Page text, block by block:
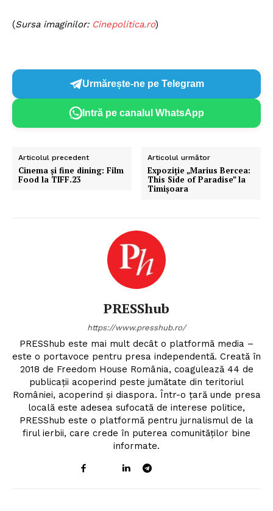
(Sursa imaginilor: Cinepolitica.ro)
Urmărește-ne pe Telegram
Intră pe canalul WhatsApp
Articolul precedent
Cinema și fine dining: Film
Food la TIFF.23
Articolul următor
Expoziție „Marius Bercea:
This Side of Paradise” la
Timișoara
PRESShub
https://www.presshub.ro/
PRESShub este mai mult decât o platformă media –
este o portavoce pentru presa independentă. Creată în
2018 de Freedom House România, coagulează 44 de
publicații acoperind peste jumătate din teritoriul
României, acoperind și diaspora. Într-o țară unde presa
locală este adesea sufocată de interese politice,
PRESShub este o platformă pentru jurnalismul de la
firul ierbii, care crede în puterea comunităților bine
informate.